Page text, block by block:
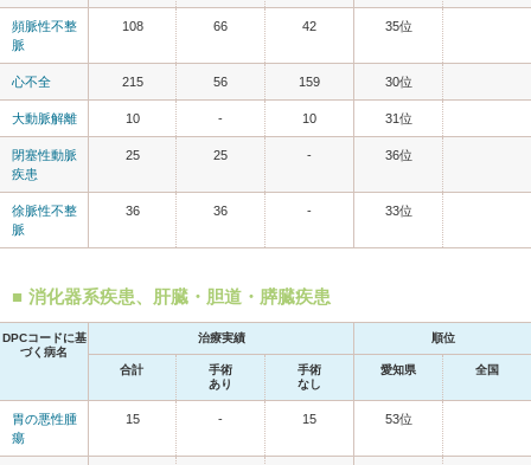
頻脈性不整
脈
108 66 42 35位
心不全 215 56 159 30位
大動脈解離 10 - 10 31位
閉塞性動脈
疾患
25 25 - 36位
徐脈性不整
脈
36 36 - 33位
消化器系疾患、肝臓・胆道・膵臓疾患
DPCコードに基
づく病名
治療実績 順位
合計
手術
あり
手術
なし
愛知県 全国
胃の悪性腫
瘍
15 - 15 53位